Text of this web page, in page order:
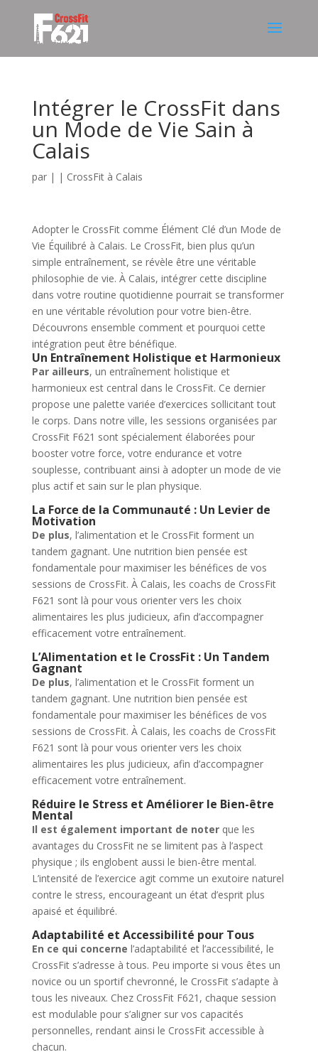
Intégrer le CrossFit dans
un Mode de Vie Sain à
Calais
par | | CrossFit à Calais
Adopter le CrossFit comme Élément Clé d’un Mode de
Vie Équilibré à Calais. Le CrossFit, bien plus qu’un
simple entraînement, se révèle être une véritable
philosophie de vie. À Calais, intégrer cette discipline
dans votre routine quotidienne pourrait se transformer
en une véritable révolution pour votre bien-être.
Découvrons ensemble comment et pourquoi cette
intégration peut être bénéfique.
Un Entraînement Holistique et Harmonieux
Par ailleurs, un entraînement holistique et
harmonieux est central dans le CrossFit. Ce dernier
propose une palette variée d’exercices sollicitant tout
le corps. Dans notre ville, les sessions organisées par
CrossFit F621 sont spécialement élaborées pour
booster votre force, votre endurance et votre
souplesse, contribuant ainsi à adopter un mode de vie
plus actif et sain sur le plan physique.
La Force de la Communauté : Un Levier de
Motivation
De plus, l’alimentation et le CrossFit forment un
tandem gagnant. Une nutrition bien pensée est
fondamentale pour maximiser les bénéfices de vos
sessions de CrossFit. À Calais, les coachs de CrossFit
F621 sont là pour vous orienter vers les choix
alimentaires les plus judicieux, afin d’accompagner
efficacement votre entraînement.
L’Alimentation et le CrossFit : Un Tandem
Gagnant
De plus, l’alimentation et le CrossFit forment un
tandem gagnant. Une nutrition bien pensée est
fondamentale pour maximiser les bénéfices de vos
sessions de CrossFit. À Calais, les coachs de CrossFit
F621 sont là pour vous orienter vers les choix
alimentaires les plus judicieux, afin d’accompagner
efficacement votre entraînement.
Réduire le Stress et Améliorer le Bien-être
Mental
Il est également important de noterque les
avantages du CrossFit ne se limitent pas à l’aspect
physique ; ils englobent aussi le bien-être mental.
L’intensité de l’exercice agit comme un exutoire naturel
contre le stress, encourageant un état d’esprit plus
apaisé et équilibré.
Adaptabilité et Accessibilité pour Tous
En ce qui concerne l’adaptabilité et l’accessibilité, le
CrossFit s’adresse à tous. Peu importe si vous êtes un
novice ou un sportif chevronné, le CrossFit s’adapte à
tous les niveaux. Chez CrossFit F621, chaque session
est modulable pour s’aligner sur vos capacités
personnelles, rendant ainsi le CrossFit accessible à
chacun.